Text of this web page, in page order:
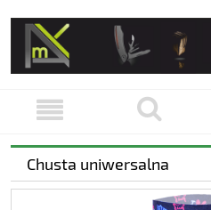
Chusta uniwersalna